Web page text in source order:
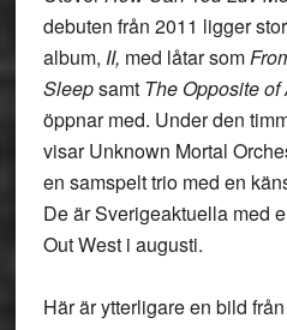
debuten från 2011 ligger
album, II, med låtar som
Sleepsamt The Opposite of
öppnar med. Under den
visar Unknown Mortal
en samspelt trio med en
De är Sverigeaktuella med
Out West i augusti.
Här är ytterligare en bild